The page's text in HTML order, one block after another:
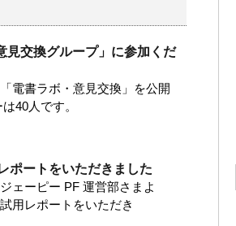
見交換グループ」に参加くだ
電書ラボ・意見交換」を公開
40人です。
ポートをいただきました
ェーピー PF 運営部さまよ
用レポートをいただき